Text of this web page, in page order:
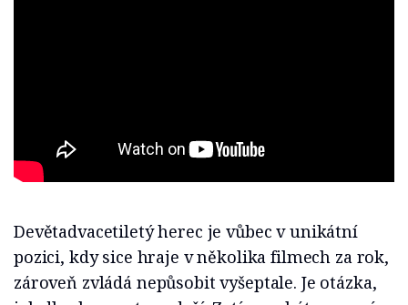
Devětadvacetiletý herec je vůbec v unikátní
pozici, kdy sice hraje v několika filmech za rok,
zároveň zvládá nepůsobit vyšeptale. Je otázka,